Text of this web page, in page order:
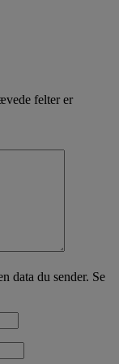
felter er
data du sender. Se